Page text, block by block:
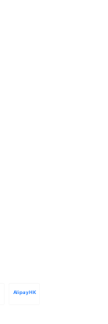
AlipayHK